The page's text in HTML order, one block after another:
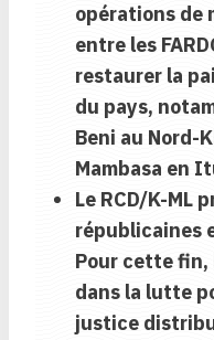
opérations de
entre les
restaurer la
du pays,
Beni au Nord-
Mambasa en
Le RCD/K-ML
républicaines
Pour cette fin,
dans la lutte
justice